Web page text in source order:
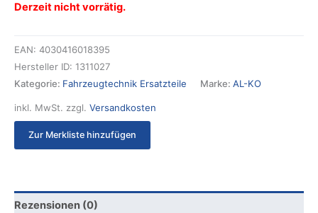
Derzeit nicht vorrätig.
EAN: 4030416018395
Hersteller ID: 1311027
Kategorie: Fahrzeugtechnik Ersatzteile Marke: AL-KO
inkl. MwSt. zzgl. Versandkosten
Zur Merkliste hinzufügen
Rezensionen (0)